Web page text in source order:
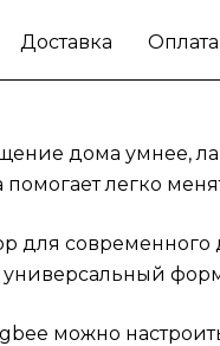
Доставка Оплата
дома умнее,
легко
для современного
можно